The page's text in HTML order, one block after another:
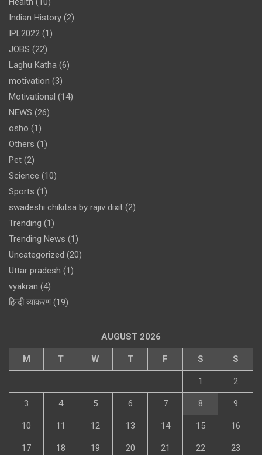
Indian History (2)
IPL2022 (1)
JOBS (22)
Laghu Katha (6)
motivation (3)
Motivational (14)
NEWS (26)
osho (1)
Others (1)
Pet (2)
Science (10)
Sports (1)
swadeshi chikitsa by rajiv dixit (2)
Trending (1)
Trending News (1)
Uncategorized (20)
Uttar pradesh (1)
vyakran (4)
हिन्दी व्याकरण(19)
AUGUST 2026
M T W T F S S
1 2
3 4 5 6 7 8 9
10 11 12 13 14 15 16
17 18 19 20 21 22 23